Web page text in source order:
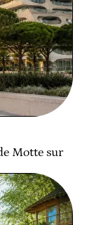
Motte sur